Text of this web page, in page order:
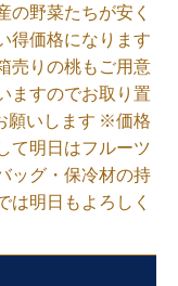
の野菜たちが安く
得価格になります
売りの桃もご用意
ますのでお取り置
願いします ※価格
て明日はフルーツ
ッグ・保冷材の持
は明日もよろしく